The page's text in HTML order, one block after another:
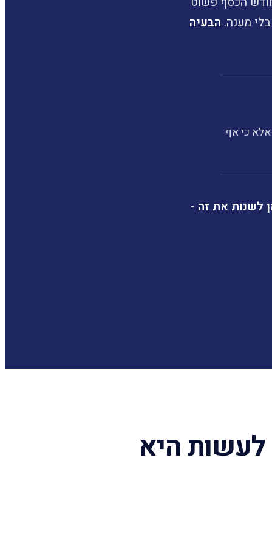
מענה. הבעיה
כי אף
לשנות את זה -
היא